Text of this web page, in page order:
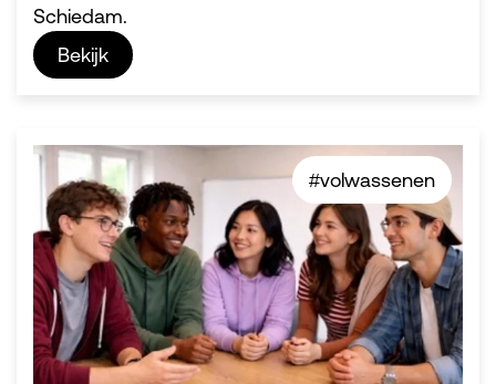
Schiedam.
Bekijk
#volwassenen